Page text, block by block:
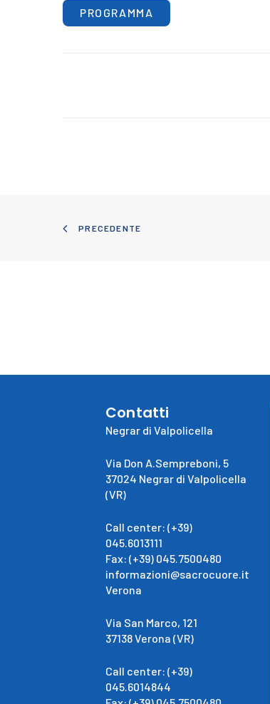
PROGRAMMA
PRECEDENTE
Contatti
Negrar di Valpolicella
Via Don A.Sempreboni, 5
37024 Negrar di Valpolicella
(VR)
Call center: (+39)
045.6013111
Fax: (+39) 045.7500480
informazioni@sacrocuore.it
Verona
Via San Marco, 121
37138 Verona (VR)
Call center: (+39)
045.6014844